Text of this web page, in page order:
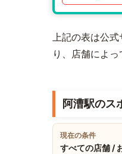
上記の表は公
り、店舗によ
阿漕駅のス
現在の条件
すべての店舗 /